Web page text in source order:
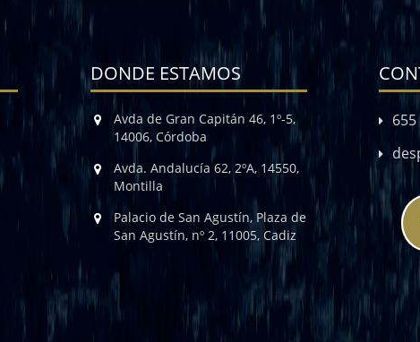
DONDE ESTAMOS
Avda de Gran Capitán 46, 1º-5,
14006, Córdoba
Avda. Andalucía 62, 2ºA, 14550,
Montilla
Palacio de San Agustín, Plaza de
San Agustín, nº 2, 11005, Cadiz